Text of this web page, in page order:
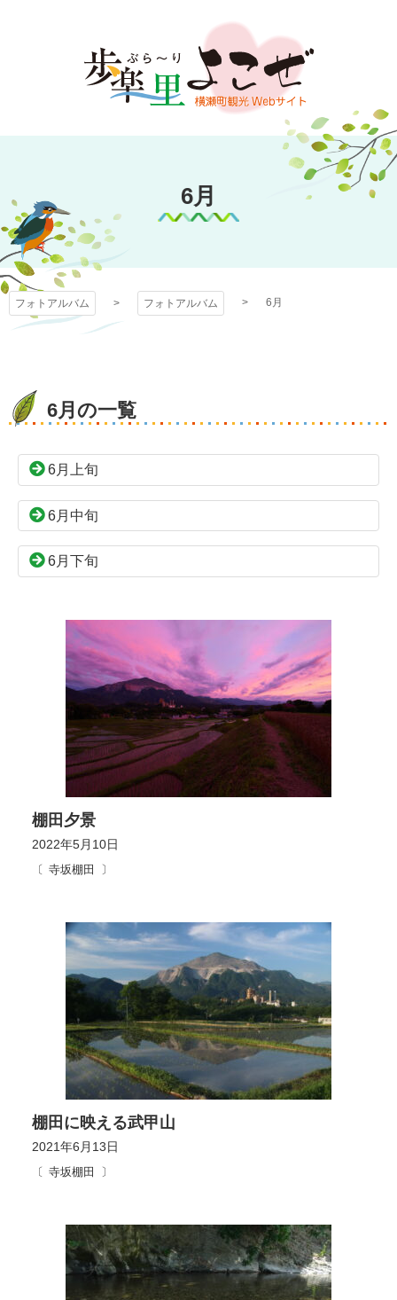
文
キ
プ
フォトアルバム
6月
フォトアルバム フォトアルバム 6月
6月の一覧
6月上旬
6月中旬
6月下旬
2022年5月10日
寺坂棚田
棚田夕景
2021年6月13日
寺坂棚田
棚田に映える武甲山